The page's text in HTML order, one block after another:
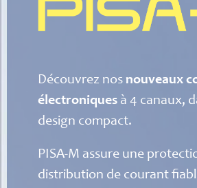
Découvrez nos nouveaux
électroniques à 4 canaux,
design compact.
PISA-M assure une
distribution de courant